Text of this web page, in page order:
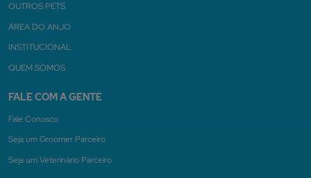
OUTROS PETS
ÁREA DO ANJO
INSTITUCIONAL
QUEM SOMOS
FALE COM A GENTE
Fale Conosco
Seja um Groomer Parceiro
Seja um Veterinário Parceiro